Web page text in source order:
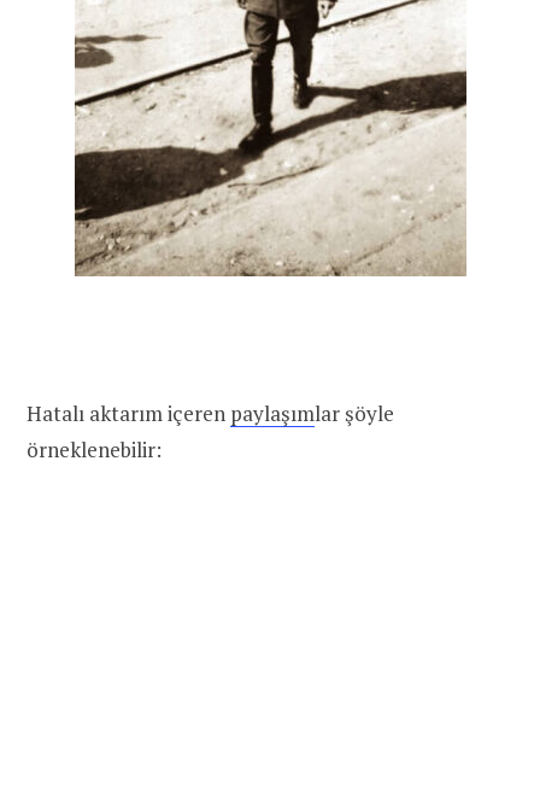
Hatalı aktarım içeren paylaşımlar şöyle
örneklenebilir: